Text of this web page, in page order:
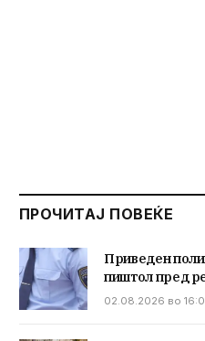
ПРОЧИТАЈ ПОВЕЌЕ
Приведен
пиштол пред
02.08.2026 во